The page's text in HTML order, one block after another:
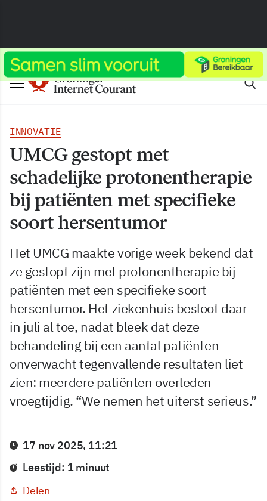
INNOVATIE
UMCG gestopt met
schadelijke protonentherapie
bij patiënten met specifieke
soort hersentumor
Het UMCG maakte vorige week bekend dat
ze gestopt zijn met protonentherapie bij
patiënten met een specifieke soort
hersentumor. Het ziekenhuis besloot daar
in juli al toe, nadat bleek dat deze
behandeling bij een aantal patiënten
onverwacht tegenvallende resultaten liet
zien: meerdere patiënten overleden
vroegtijdig. “We nemen het uiterst serieus.”
17 nov 2025, 11:21
Leestijd: 1 minuut
Delen